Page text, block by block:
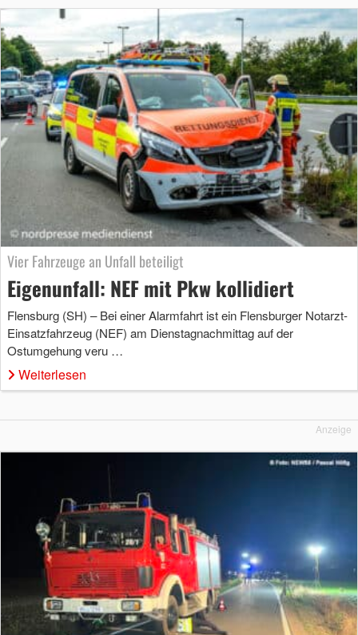
Vier Fahrzeuge an Unfall beteiligt
Eigenunfall: NEF mit Pkw kollidiert
Flensburg (SH) – Bei einer Alarmfahrt ist ein Flensburger Notarzt-
Einsatzfahrzeug (NEF) am Dienstagnachmittag auf der
Ostumgehung veru …
Weiterlesen
Anzeige